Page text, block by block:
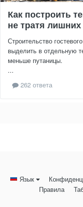
Как построить
не тратя лишних
Строительство
выделить в отдельную
меньше путаницы.
...
262 ответа
Язык
Правила